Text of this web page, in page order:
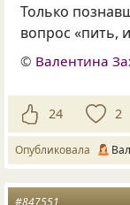
Только
вопрос «пить,
© Валентина
24 2
Опубликовала
#847551